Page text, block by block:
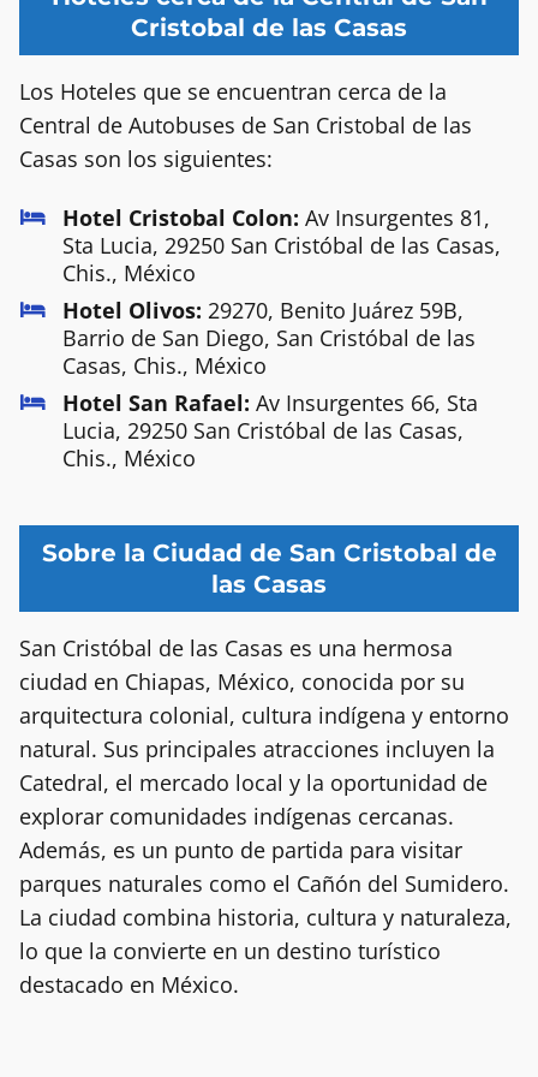
Cristobal de las Casas
Los Hoteles que se encuentran cerca de la
Central de Autobuses de San Cristobal de las
Casas son los siguientes:
Hotel Cristobal Colon: Av Insurgentes 81,
Sta Lucia, 29250 San Cristóbal de las Casas,
Chis., México
Hotel Olivos: 29270, Benito Juárez 59B,
Barrio de San Diego, San Cristóbal de las
Casas, Chis., México
Hotel San Rafael: Av Insurgentes 66, Sta
Lucia, 29250 San Cristóbal de las Casas,
Chis., México
Sobre la Ciudad de San Cristobal de
las Casas
San Cristóbal de las Casas es una hermosa
ciudad en Chiapas, México, conocida por su
arquitectura colonial, cultura indígena y entorno
natural. Sus principales atracciones incluyen la
Catedral, el mercado local y la oportunidad de
explorar comunidades indígenas cercanas.
Además, es un punto de partida para visitar
parques naturales como el Cañón del Sumidero.
La ciudad combina historia, cultura y naturaleza,
lo que la convierte en un destino turístico
destacado en México.